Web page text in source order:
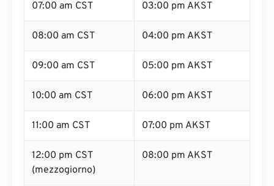
07:00 am CST 03:00 pm AKST
08:00 am CST 04:00 pm AKST
09:00 am CST 05:00 pm AKST
10:00 am CST 06:00 pm AKST
11:00 am CST 07:00 pm AKST
12:00 pm CST
(mezzogiorno)
08:00 pm AKST